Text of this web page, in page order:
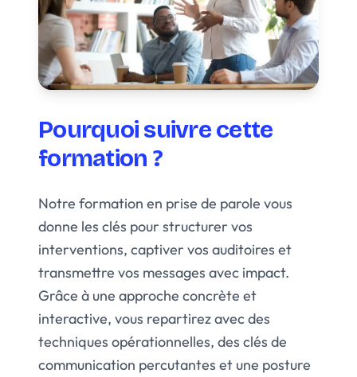
Pourquoi suivre cette
formation ?
Notre formation en prise de parole vous
donne les clés pour structurer vos
interventions, captiver vos auditoires et
transmettre vos messages avec impact.
Grâce à une approche concrète et
interactive, vous repartirez avec des
techniques opérationnelles, des clés de
communication percutantes et une posture